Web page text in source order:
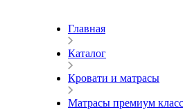
Главная
Каталог
Кровати и матрасы
Матрасы премиум